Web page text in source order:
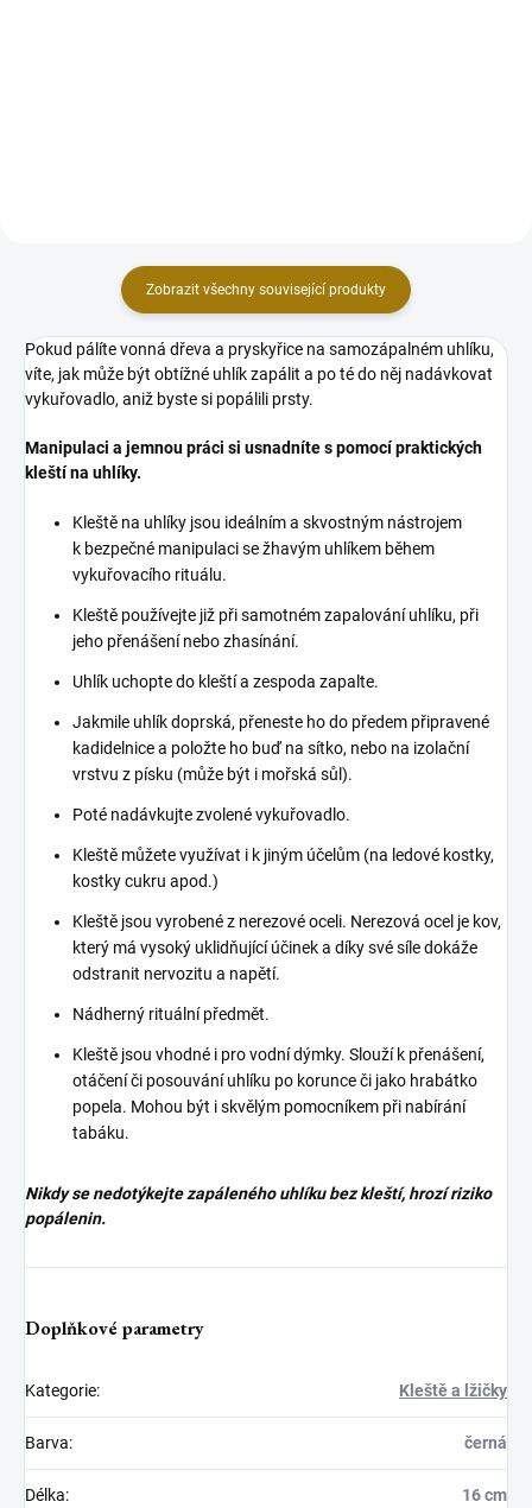
Zobrazit všechny související produkty
Pokud pálíte vonná dřeva a pryskyřice na samozápalném uhlíku,
víte, jak může být obtížné uhlík zapálit a po té do něj nadávkovat
vykuřovadlo, aniž byste si popálili prsty.
Manipulaci a jemnou práci si usnadníte s pomocí praktických
kleští na uhlíky.
Kleště na uhlíky jsou ideálním a skvostným nástrojem
k bezpečné manipulaci se žhavým uhlíkem během
vykuřovacího rituálu.
Kleště používejte již při samotném zapalování uhlíku, při
jeho přenášení nebo zhasínání.
Uhlík uchopte do kleští a zespoda zapalte.
Jakmile uhlík doprská, přeneste ho do předem připravené
kadidelnice a položte ho buď na sítko, nebo na izolační
vrstvu z písku (může být i mořská sůl).
Poté nadávkujte zvolené vykuřovadlo.
Kleště můžete využívat i k jiným účelům (na ledové kostky,
kostky cukru apod.)
Kleště jsou vyrobené z nerezové oceli. Nerezová ocel je kov,
který má vysoký uklidňující účinek a díky své síle dokáže
odstranit nervozitu a napětí.
Nádherný rituální předmět.
Kleště jsou vhodné i pro vodní dýmky. Slouží k přenášení,
otáčení či posouvání uhlíku po korunce či jako hrabátko
popela. Mohou být i skvělým pomocníkem při nabírání
tabáku.
Nikdy se nedotýkejte zapáleného uhlíku bez kleští, hrozí riziko
popálenin.
Doplňkové parametry
Kategorie: Kleště a lžičky
Barva: černá
Délka: 16 cm